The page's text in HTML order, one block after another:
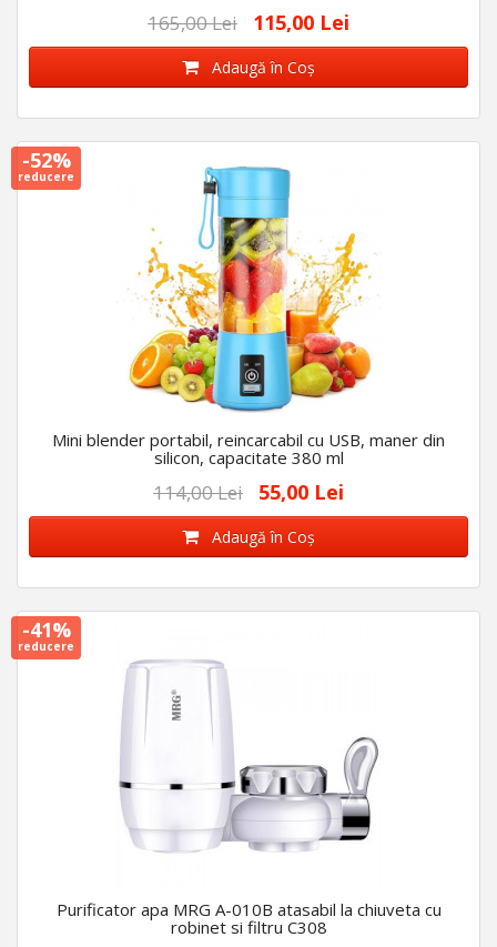
165,00 Lei 115,00 Lei
Adaugă în Coş
-52%
reducere
Mini blender portabil, reincarcabil cu USB, maner din
silicon, capacitate 380 ml
114,00 Lei 55,00 Lei
Adaugă în Coş
-41%
reducere
Purificator apa MRG A-010B atasabil la chiuveta cu
robinet si filtru C308